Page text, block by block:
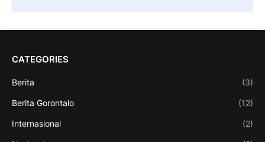
CATEGORIES
Berita (3)
Berita Gorontalo (12)
Internasional (2)